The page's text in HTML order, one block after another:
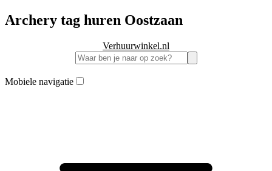
Archery tag huren Oostzaan
Verhuurwinkel.nl
Mobiele navigatie